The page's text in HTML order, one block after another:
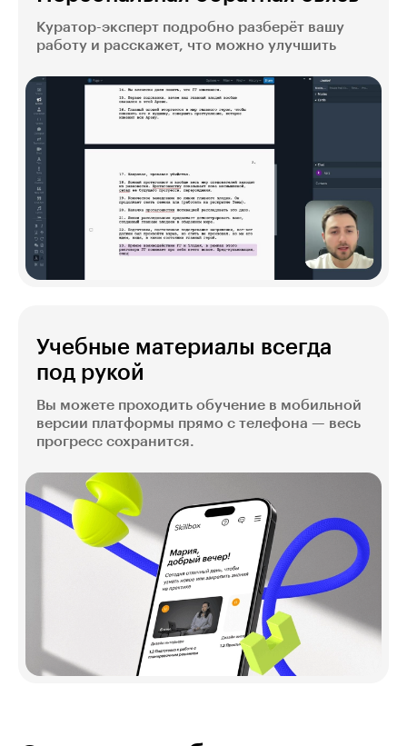
Куратор-эксперт подробно разберёт вашу
работу и расскажет, что можно улучшить
Учебные материалы всегда
под рукой
Вы можете проходить обучение в мобильной
версии платформы прямо с телефона — весь
прогресс сохранится.